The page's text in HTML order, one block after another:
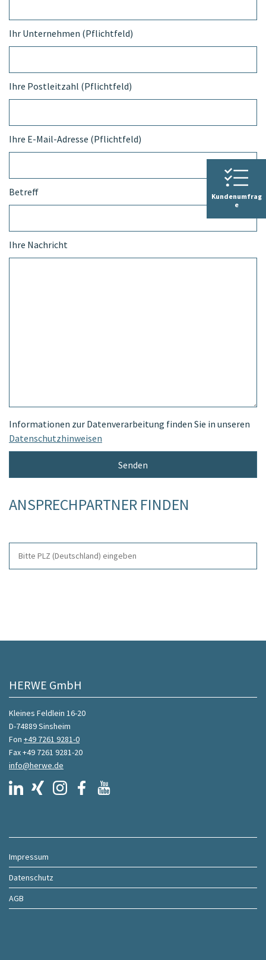
Ihr Unternehmen (Pflichtfeld)
Ihre Postleitzahl (Pflichtfeld)
Ihre E-Mail-Adresse (Pflichtfeld)
Betreff
Ihre Nachricht
Informationen zur Datenverarbeitung finden Sie in unseren
Datenschutzhinweisen
ANSPRECHPARTNER FINDEN
Kundenumfrag
e
HERWE GmbH
Kleines Feldlein 16-20
D-74889 Sinsheim
Fon +49 7261 9281-0
Fax +49 7261 9281-20
info@herwe.de
Impressum
Datenschutz
AGB